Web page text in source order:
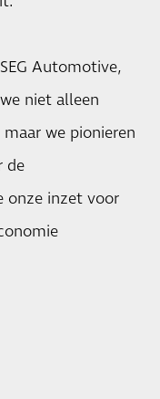
Automotive,
niet alleen
we pionieren
de
onze inzet voor